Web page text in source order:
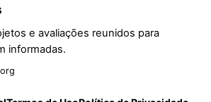
e avaliações reunidos para
informadas.